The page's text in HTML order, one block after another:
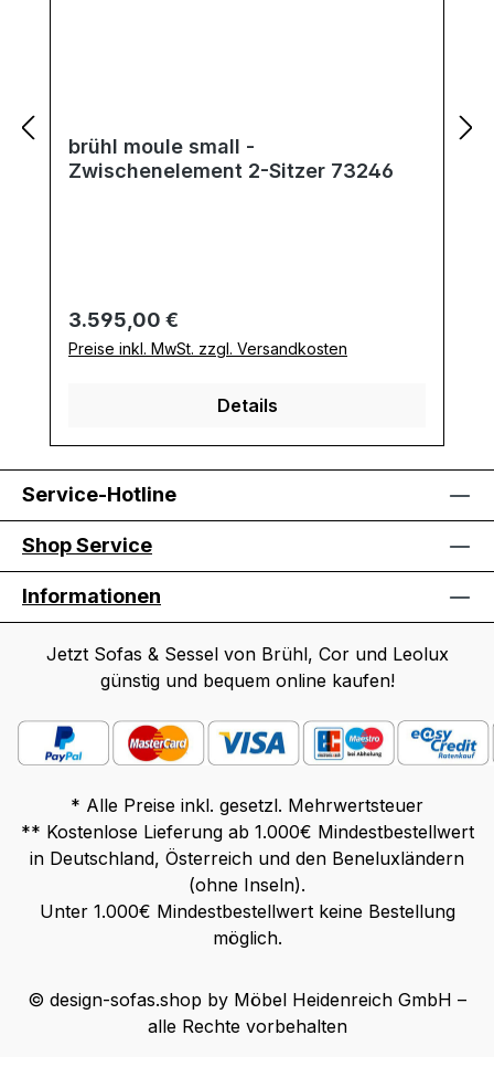
brühl moule small -
Zwischenelement 2-Sitzer 73246
Regulärer Preis:
3.595,00 €
Preise inkl. MwSt. zzgl. Versandkosten
Details
Service-Hotline
Shop Service
Informationen
Jetzt Sofas & Sessel von Brühl, Cor und Leolux
günstig und bequem online kaufen!
* Alle Preise inkl. gesetzl. Mehrwertsteuer
** Kostenlose Lieferung ab 1.000€ Mindestbestellwert
in Deutschland, Österreich und den Beneluxländern
(ohne Inseln).
Unter 1.000€ Mindestbestellwert keine Bestellung
möglich.
© design-sofas.shop by Möbel Heidenreich GmbH –
alle Rechte vorbehalten